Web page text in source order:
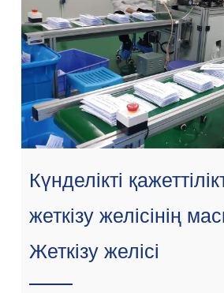
Күнделікті
жеткізу желісінің
Жеткізу желісі